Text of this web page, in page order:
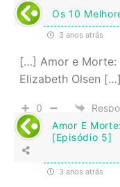
Os 10
3 anos atrás
[…] Amor e Morte:
Elizabeth Olsen […]
0
Amor E
[Episódio 5]
3 anos atrás